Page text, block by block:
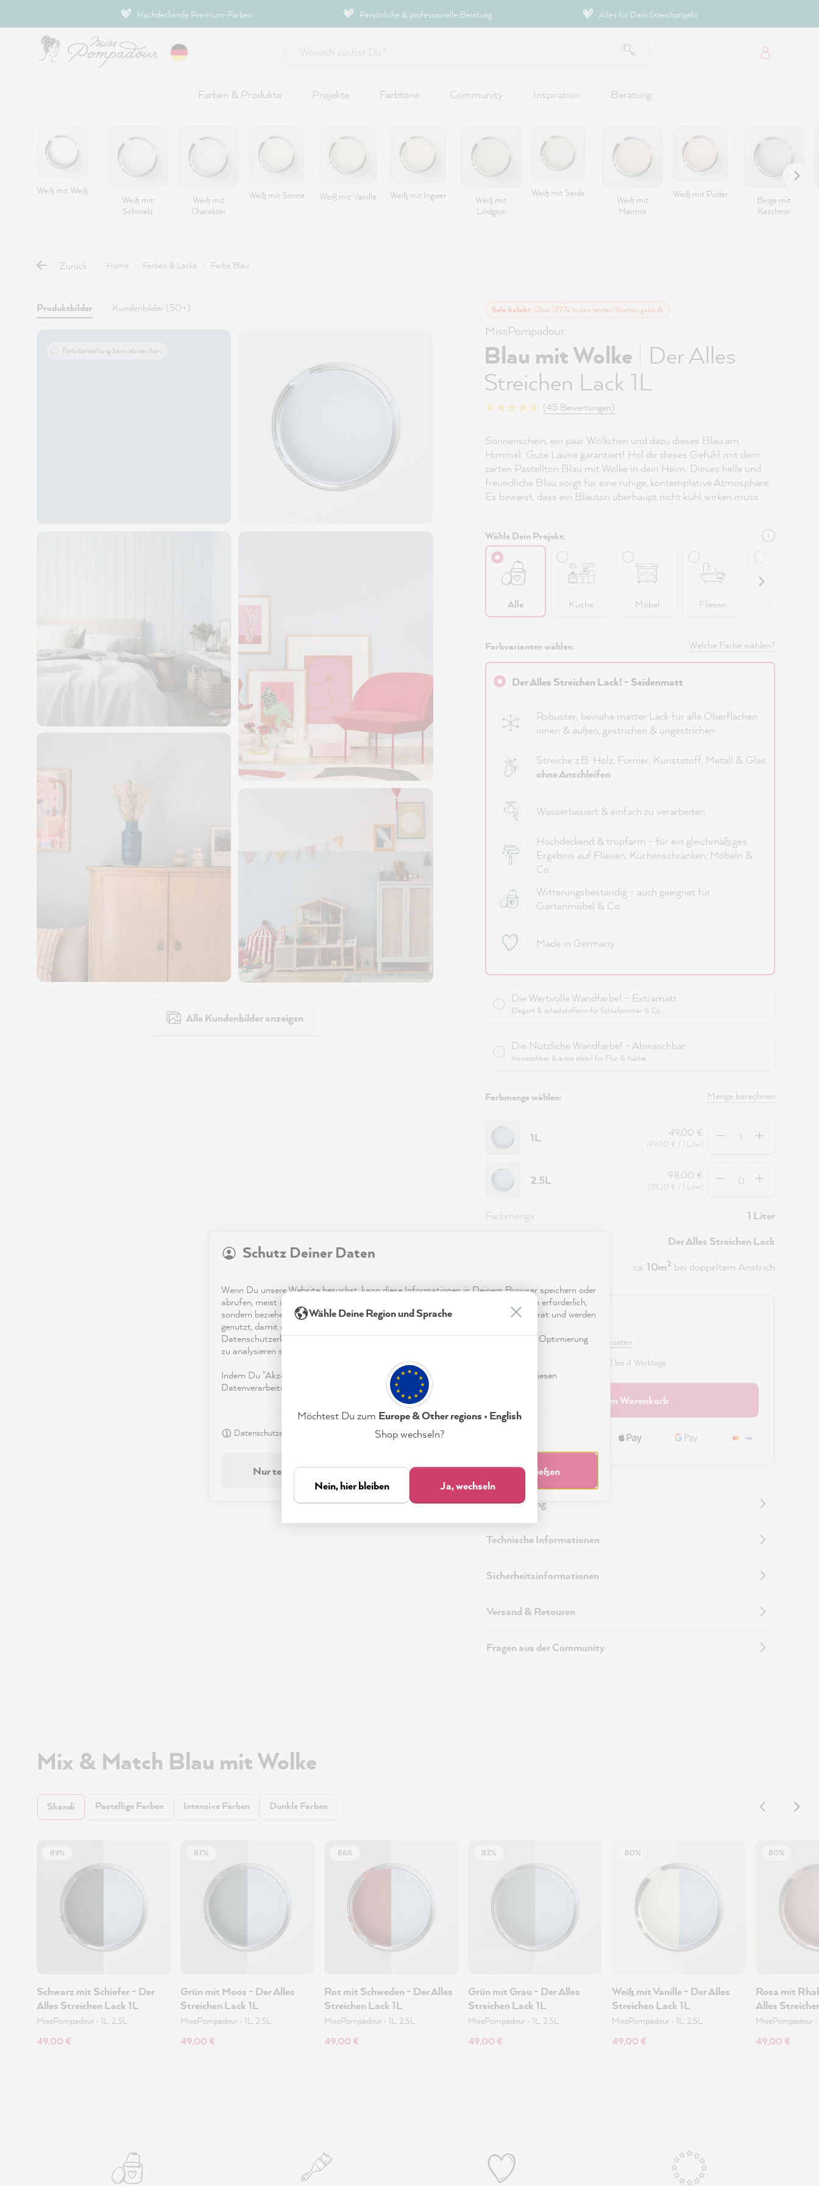
Hochdeckende Premium-Farben Persönliche & professionelle Beratung Alles für Dein Streichprojekt
Farben & Produkte Projekte Farbtöne Community Inspiration Beratung
Weiß mit Weiß
Weiß mit
Schmelz
Weiß mit
Charakter
Weiß mit Sonne Weiß mit Vanille Weiß mit Ingwer
Weiß mit
Lindgrün
Weiß mit Seide
Weiß mit
Marmor
Weiß mit Puder
Beige mit
Kaschmir
Zurück Home Farben & Lacke Farbe Blau
Produktbilder Kundenbilder (50+)
Alle Kundenbilder anzeigen
Farbdarstellung kann abweichen
Sehr beliebt: Über 1397x in den letzten Wochen gekauft
MissPompadour
Blau mit Wolke Der Alles
Streichen Lack 1L
(45 Bewertungen)
Sonnenschein, ein paar Wölkchen und dazu dieses Blau am
Himmel: Gute Laune garantiert! Hol dir dieses Gefühl mit dem
zarten Pastellton Blau mit Wolke in dein Heim. Dieses helle und
freundliche Blau sorgt für eine ruhige, kontemplative Atmosphäre.
Es beweist, dass ein Blauton überhaupt nicht kühl wirken muss.
Wähle Dein Projekt:
Alle Küche Möbel Fliesen
Farbvarianten wählen: Welche Farbe wählen?
Der Alles Streichen Lack! - Seidenmatt
Robuster, beinahe matter Lack für alle Oberflächen
innen & außen, gestrichen & ungestrichen
Streiche z.B. Holz, Furnier, Kunststoff, Metall & Glas
ohne Anschleifen
Wasserbasiert & einfach zu verarbeiten
Hochdeckend & tropfarm - für ein gleichmäßiges
Ergebnis auf Fliesen, Küchenschränken, Möbeln &
Co.
Witterungsbeständig - auch geeignet für
Gartenmöbel & Co.
Made in Germany
Die Wertvolle Wandfarbe! - Extramatt
Elegant & schadstoffarm für Schlafzimmer & Co.
Die Nützliche Wandfarbe! - Abwaschbar
Abwaschbar & extra stabil für Flur & Küche
Farbmenge wählen: Menge berechnen
1L 49,00 €
(49,00 € / 1 Liter)
2.5L 98,00 €
(39,20 € / 1 Liter)
Farbmenge
1 Liter
Der Alles Streichen Lack
ca. 10m2 bei doppeltem Anstrich
49,00 €
Preise inkl. MwSt. zzgl. Versandkosten
Sofort verfügbar, Lieferzeit: 2 bis 4 Werktage
In den Warenkorb
Beschreibung
Technische Informationen
Sicherheitsinformationen
Versand & Retouren
Fragen aus der Community
Mix & Match Blau mit Wolke
Skandi Pastellige Farben Intensive Farben Dunkle Farben
89%
Schwarz mit Schiefer - Der
Alles Streichen Lack 1L
MissPompadour • 1L, 2.5L
49,00 €
87%
Grün mit Moos - Der Alles
Streichen Lack 1L
MissPompadour • 1L, 2.5L
49,00 €
86%
Rot mit Schweden - Der Alles
Streichen Lack 1L
MissPompadour • 1L, 2.5L
49,00 €
82%
Grün mit Grau - Der Alles
Streichen Lack 1L
MissPompadour • 1L, 2.5L
49,00 €
80%
Weiß mit Vanille - Der Alles
Streichen Lack 1L
MissPompadour • 1L, 2.5L
49,00 €
80%
Rosa mit
Alles
MissPompadour •
49,00 €
Schutz Deiner Daten
Wenn Du unsere Website besuchst, kann diese Informationen in Deinem Browser speichern oder
abrufen, meist in Form von Cookies. Diese Informationen sind nicht nur technisch erforderlich,
sondern beziehen sich möglicherweise auf Dich, Deine Einstellungen oder Dein Gerät und werden
genutzt, damit die Website wie erwartet funktioniert und um mittels den in der
Datenschutzerklärung genannten Dienste Deine Nutzung der Webseite für deren Optimierung
zu analysieren sowie Werbung zu betreiben und zu personalisieren.
Indem Du "Akzeptieren & Schließen" klickst, stimmst Du (jederzeit widerruflich) diesen
Datenverarbeitungen freiwillig zu.
Datenschutzerklärung Einstellungen
Akzeptieren & Schließen
Nur technisch Erforderliche
Wähle Deine Region und Sprache
Möchtest Du zum Europe & Other regions • English
Shop wechseln?
Nein, hier bleiben Ja, wechseln